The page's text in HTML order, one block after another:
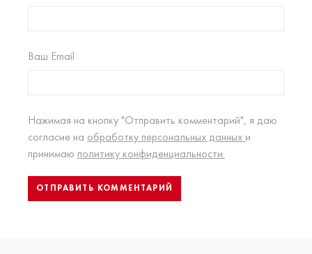
Ваш Email
Нажимая на кнопку "Отправить комментарий", я даю
согласие на обработку персональных данных и
принимаю политику конфиденциальности.